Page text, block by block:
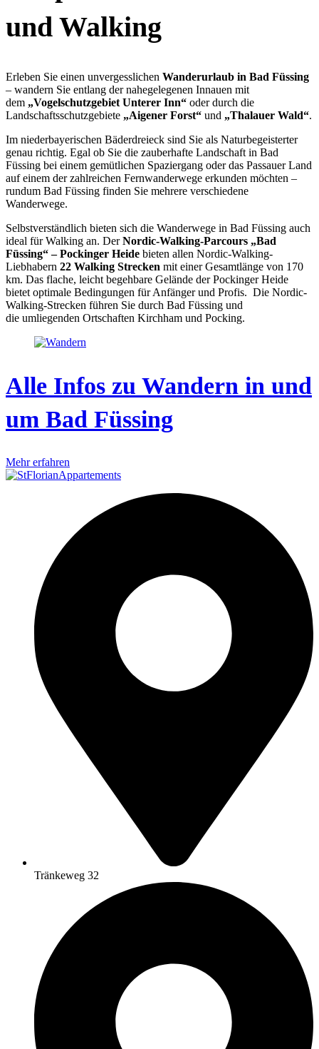
und Walking
Erleben Sie einen unvergesslichen Wanderurlaub in Bad Füssing
– wandern Sie entlang der nahegelegenen Innauen mit
dem „Vogelschutzgebiet Unterer Inn“ oder durch die
Landschaftsschutzgebiete „Aigener Forst“ und „Thalauer Wald“.
Im niederbayerischen Bäderdreieck sind Sie als Naturbegeisterter
genau richtig. Egal ob Sie die zauberhafte Landschaft in Bad
Füssing bei einem gemütlichen Spaziergang oder das Passauer Land
auf einem der zahlreichen Fernwanderwege erkunden möchten –
rundum Bad Füssing finden Sie mehrere verschiedene
Wanderwege.
Selbstverständlich bieten sich die Wanderwege in Bad Füssing auch
ideal für Walking an. DerNordic-Walking-Parcours „Bad
Füssing“ – Pockinger Heide bieten allen Nordic-Walking-
Liebhabern 22 Walking Strecken mit einer Gesamtlänge von 170
km. Das flache, leicht begehbare Gelände der Pockinger Heide
bietet optimale Bedingungen für Anfänger und Profis. Die Nordic-
Walking-Strecken führen Sie durch Bad Füssing und
die umliegenden Ortschaften Kirchham und Pocking.
Alle Infos zu Wandern in und
um Bad Füssing
Mehr erfahren
Tränkeweg 32